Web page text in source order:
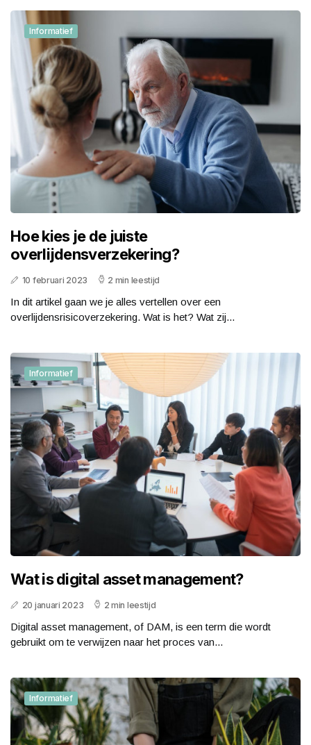
Informatief
Hoe kies je de juiste
overlijdensverzekering?
10 februari 2023 2 min leestijd
In dit artikel gaan we je alles vertellen over een
overlijdensrisicoverzekering. Wat is het? Wat zij...
Informatief
Wat is digital asset management?
20 januari 2023 2 min leestijd
Digital asset management, of DAM, is een term die wordt
gebruikt om te verwijzen naar het proces van...
Informatief